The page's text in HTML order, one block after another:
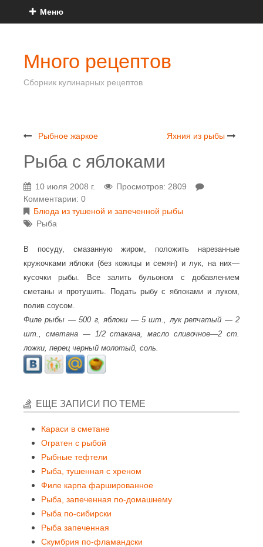
Меню
Много рецептов
Сборник кулинарных рецептов
Рыбное жаркое Яхния из рыбы
Рыба с яблоками
10 июля 2008 г.
Просмотров: 2809
Комментарии: 0
Блюда из тушеной и запеченной рыбы
Рыба
В посуду, смазанную жиром, положить нарезанные
кружочками яблоки (без кожицы и семян) и лук, на них—
кусочки рыбы. Все залить бульоном с добавлением
сметаны и протушить. Подать рыбу с яблоками и луком,
полив соусом.
Филе рыбы — 500 г, яблоки — 5 шт., лук репчатый — 2
шт., сметана — 1/2 стакана, масло сливочное—2 ст.
ложки, перец черный молотый, соль.
ЕЩЕ ЗАПИСИ ПО ТЕМЕ
Караси в сметане
Огратен с рыбой
Рыбные тефтели
Рыба, тушенная с хреном
Филе карпа фаршированное
Рыба, запеченная по-домашнему
Рыба по-сибирски
Рыба запеченная
Скумбрия по-фламандски